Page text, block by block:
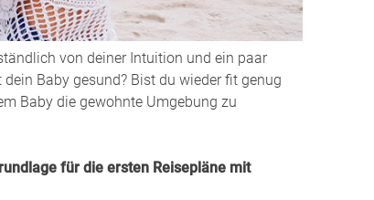
darfst auch
von deiner Intuition und ein paar
Baby gesund? Bist du wieder fit genug
Baby die gewohnte Umgebung zu
für die ersten Reisepläne mit